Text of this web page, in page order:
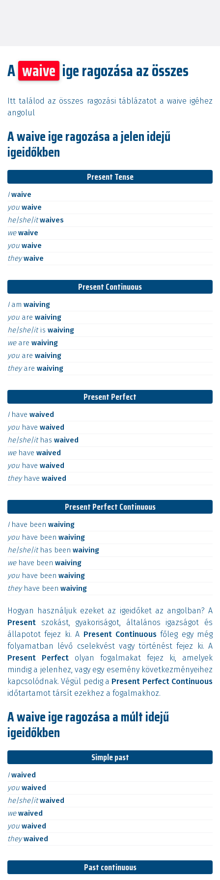
A waive ige ragozása az összes
Itt találod az összes ragozási táblázatot a waive igéhez
angolul
A waive ige ragozása a jelen idejű
igeidőkben
Present Tense
Iwaive
you waive
he|she|itwaives
wewaive
you waive
theywaive
Present Continuous
I am waiving
you are waiving
he|she|itis waiving
we are waiving
you are waiving
theyare waiving
Present Perfect
I have waived
you have waived
he|she|it has waived
we have waived
you have waived
they have waived
Present Perfect Continuous
I have been waiving
you have been waiving
he|she|it has been waiving
we have been waiving
you have been waiving
they have been waiving
Hogyan használjuk ezeket az igeidőket az angolban? A
Present szokást, gyakoriságot, általános igazságot és
állapotot fejez ki. A Present Continuousfőleg egy még
folyamatban lévő cselekvést vagy történést fejez ki. A
Present Perfect olyan fogalmakat fejez ki, amelyek
mindig a jelenhez, vagy egy esemény következményeihez
kapcsolódnak. Végül pedig a Present Perfect Continuous
időtartamot társít ezekhez a fogalmakhoz.
A waive ige ragozása a múlt idejű
igeidőkben
Simple past
Iwaived
you waived
he|she|itwaived
wewaived
you waived
theywaived
Past continuous